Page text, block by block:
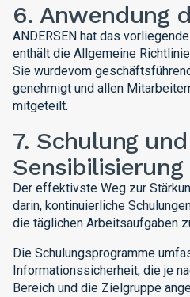
6. Anwendung
ANDERSEN hat das
enthält die Allgemeine
Sie wurdevom
genehmigt und allen
mitgeteilt.
7. Schulung und
Sensibilisierung
Der effektivste Weg zur
darin, kontinuierliche
die täglichen Arbeitsaufgaben
Die Schulungsprogramme
Informationssicherheit, die je
Bereich und die Zielgruppe